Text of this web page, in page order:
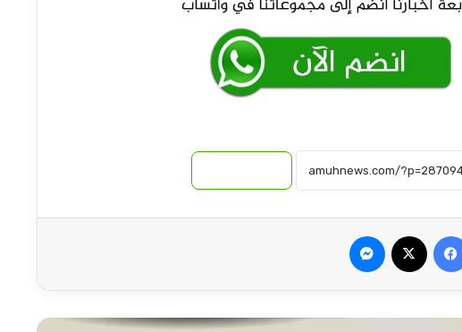
فيسبوك
عقار يتحدث عن دور عميق لمصر في إعادة
إعمار السودان
كاكا يضيق الخناق على المعارضة بسبب